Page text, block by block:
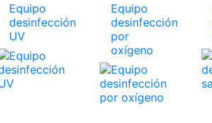
Equipo
desinfección
UV
Equipo
desinfección
por
oxígeno